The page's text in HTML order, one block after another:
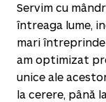
Servim cu
întreaga lume,
mari
am optimizat
unice ale
la cerere, până